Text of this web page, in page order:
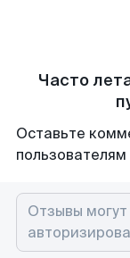
Часто
Оставьте